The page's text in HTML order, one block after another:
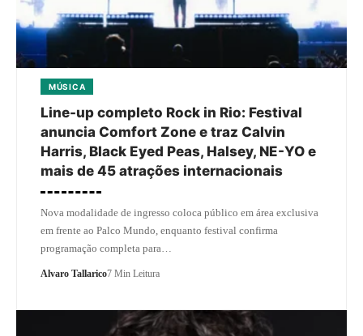
MÚSICA
Line-up completo Rock in Rio: Festival
anuncia Comfort Zone e traz Calvin
Harris, Black Eyed Peas, Halsey, NE-YO e
mais de 45 atrações internacionais
Nova modalidade de ingresso coloca público em área exclusiva
em frente ao Palco Mundo, enquanto festival confirma
programação completa para…
Alvaro Tallarico7 Min Leitura